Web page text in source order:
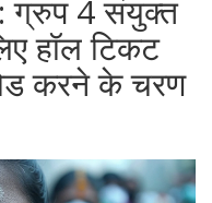
ग्रुप 4 संयुक्त
हॉल टिकट
करने के चरण